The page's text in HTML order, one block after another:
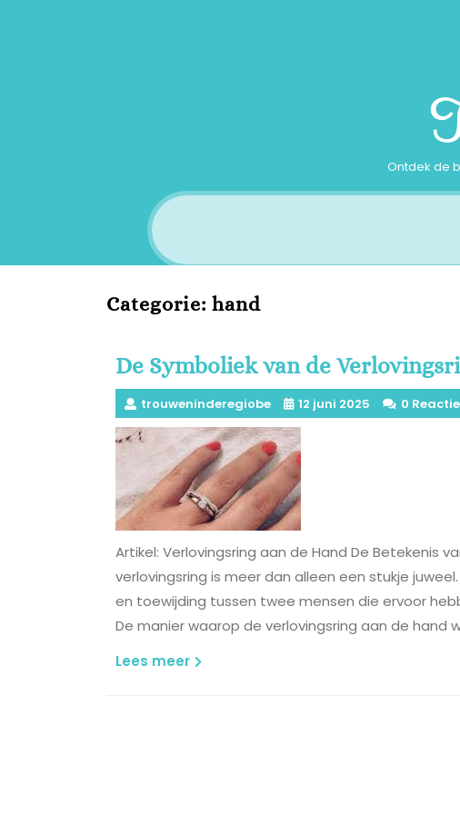
Ontdek de
Categorie: hand
De Symboliek van de
trouweninderegiobe 12 juni 2025 0
Artikel: Verlovingsring aan de Hand De Betekenis
verlovingsring is meer dan alleen een stukje
en toewijding tussen twee mensen die ervoor
De manier waarop de verlovingsring aan de hand
Lees meer Lees